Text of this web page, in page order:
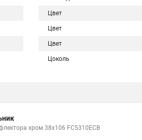
Цвет
Цвет
Цвет
Цоколь
хром 38x106 FC5310ECB